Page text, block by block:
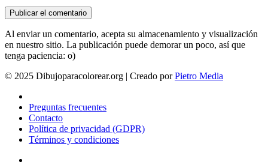
Al enviar un comentario, acepta su almacenamiento y visualización
en nuestro sitio. La publicación puede demorar un poco, así que
tenga paciencia: o)
© 2025 Dibujoparacolorear.org | Creado porPietro Media
Preguntas frecuentes
Contacto
Política de privacidad (GDPR)
Términos y condiciones